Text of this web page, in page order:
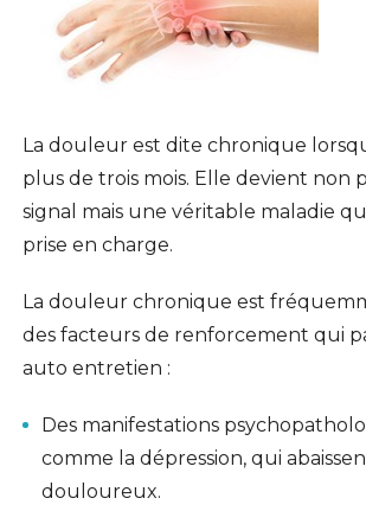
La douleur est dite chronique
plus de trois mois. Elle devient non
signal mais une véritable maladie
prise en charge.
La douleur chronique est
des facteurs de renforcement qui
auto entretien :
Des manifestations
comme la dépression, qui
douloureux.